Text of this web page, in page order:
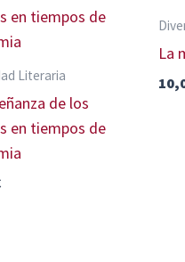
Literaria
de los
en tiempos de
La